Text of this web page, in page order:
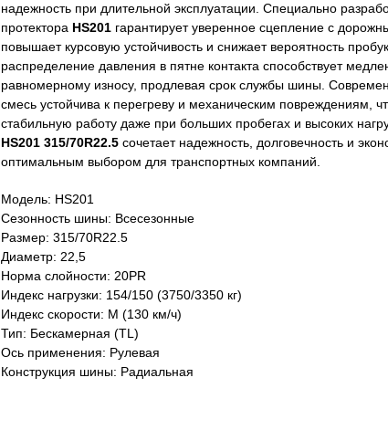
надежность при длительной эксплуатации. Специально
протектора HS201 гарантирует уверенное сцепление с
повышает курсовую устойчивость и снижает вероятность
распределение давления в пятне контакта способствует
равномерному износу, продлевая срок службы шины.
смесь устойчива к перегреву и механическим повреждениям,
стабильную работу даже при больших пробегах и высоких
HS201 315/70R22.5 сочетает надежность, долговечность и
оптимальным выбором для транспортных компаний.
Модель: HS201
Сезонность шины: Всесезонные
Размер: 315/70R22.5
Диаметр: 22,5
Норма слойности: 20PR
Индекс нагрузки: 154/150 (3750/3350 кг)
Индекс скорости: M (130 км/ч)
Тип: Бескамерная (TL)
Ось применения: Рулевая
Конструкция шины: Радиальная